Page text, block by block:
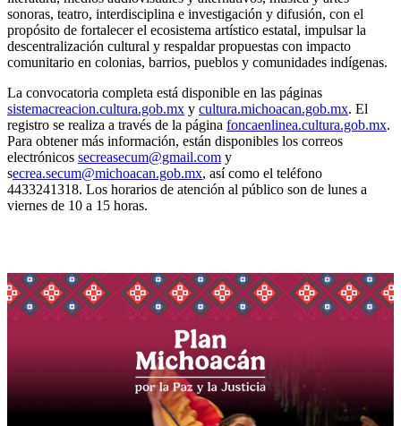
sonoras, teatro, interdisciplina e investigación y difusión, con el
propósito de fortalecer el ecosistema artístico estatal, impulsar la
descentralización cultural y respaldar propuestas con impacto
comunitario en colonias, barrios, pueblos y comunidades indígenas.
La convocatoria completa está disponible en las páginas
sistemacreacion.cultura.gob.mx y cultura.michoacan.gob.mx. El
registro se realiza a través de la página foncaenlinea.cultura.gob.mx.
Para obtener más información, están disponibles los correos
electrónicos secreasecum@gmail.com y
secrea.secum@michoacan.gob.mx, así como el teléfono
4433241318. Los horarios de atención al público son de lunes a
viernes de 10 a 15 horas.